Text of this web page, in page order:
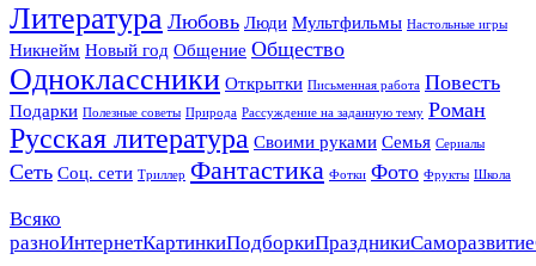
Литература Любовь Люди Мультфильмы Настольные игры
Никнейм Новый год Общение Общество
Одноклассники Открытки Письменная работа Повесть
Подарки Полезные советы Природа Рассуждение на заданную тему Роман
Русская литература Своими руками Семья Сериалы
Сеть Соц. сети Триллер Фантастика Фотки Фото Фрукты Школа
Всяко
разноИнтернетКартинкиПодборкиПраздникиСаморазвитие